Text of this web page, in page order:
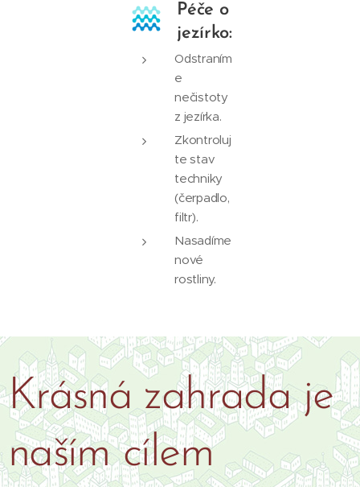
Péče o
jezírko:
Odstraním
e
nečistoty
z jezírka.
Zkontroluj
te stav
techniky
(čerpadlo,
filtr).
Nasadíme
nové
rostliny.
Krásná zahrada je
naším cílem